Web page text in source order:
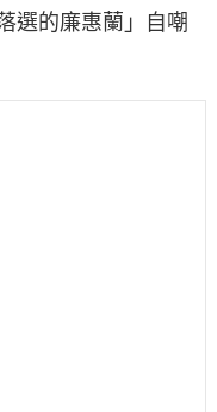
選的廉惠蘭」自嘲